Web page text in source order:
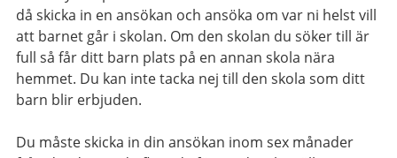
då skicka in en ansökan och ansöka om var ni helst vill
att barnet går i skolan. Om den skolan du söker till är
full så får ditt barn plats på en annan skola nära
hemmet. Du kan inte tacka nej till den skola som ditt
barn blir erbjuden.
Du måste skicka in din ansökan inom sex månader